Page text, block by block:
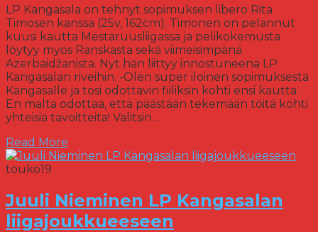
LP Kangasala on tehnyt sopimuksen libero Rita
Timosen kanssa (25v, 162cm). Timonen on pelannut
kuusi kautta Mestaruusliigassa ja pelikokemusta
löytyy myös Ranskasta sekä viimeisimpänä
Azerbaidžanista. Nyt hän liittyy innostuneena LP
Kangasalan riveihin. -Olen super iloinen sopimuksesta
Kangasalle ja tosi odottavin fiiliksin kohti ensi kautta.
En malta odottaa, että päästään tekemään töitä kohti
yhteisiä tavoitteita! Valitsin...
Read More
touko19
Juuli Nieminen LP Kangasalan
liigajoukkueeseen